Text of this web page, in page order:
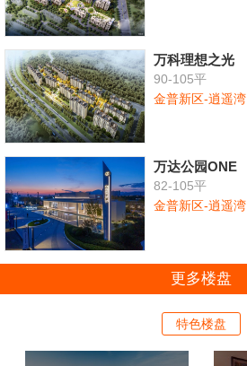
万科理想之光
90-105平
金普新区-逍遥湾
万达公园ONE
82-105平
金普新区-逍遥湾
更多楼盘
特色楼盘